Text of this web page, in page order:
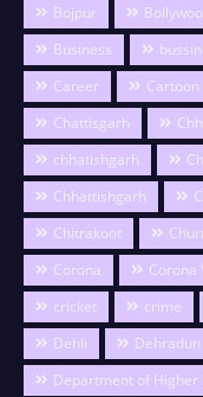
Bojpur
Business
Career
Cartoon
Chattisgarh
chhatishgarh
Chhattishgarh
Chitrakoot
Corona
Corona
cricket
crime
Dehli
Dehradun
Department of Higher